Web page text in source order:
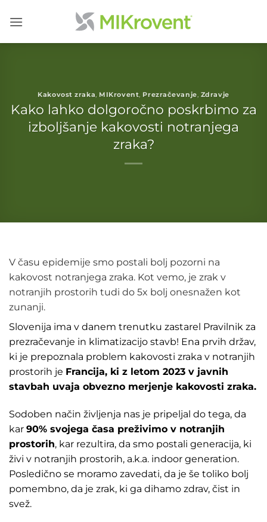
na
Kakovost zraka MIKrovent Prezračevanje Zdravje
Kako lahko dolgoročno poskrbimo za
izboljšanje kakovosti notranjega
zraka?
V času epidemije smo postali bolj pozorni na
kakovost notranjega zraka. Kot vemo, je zrak v
notranjih prostorih tudi do 5x bolj onesnažen kot
zunanji.
Slovenija ima v danem trenutku zastarel Pravilnik za
prezračevanje in klimatizacijo stavb! Ena prvih držav,
ki je prepoznala problem kakovosti zraka v notranjih
prostorih je Francija, ki z letom 2023 v javnih
stavbah uvaja obvezno merjenje kakovosti zraka.
Sodoben način življenja nas je pripeljal do tega, da
kar 90% svojega časa preživimo v notranjih
prostorih, kar rezultira, da smo postali generacija, ki
živi v notranjih prostorih, a.k.a. indoor generation.
Posledično se moramo zavedati, da je še toliko bolj
pomembno, da je zrak, ki ga dihamo zdrav, čist in
svež.